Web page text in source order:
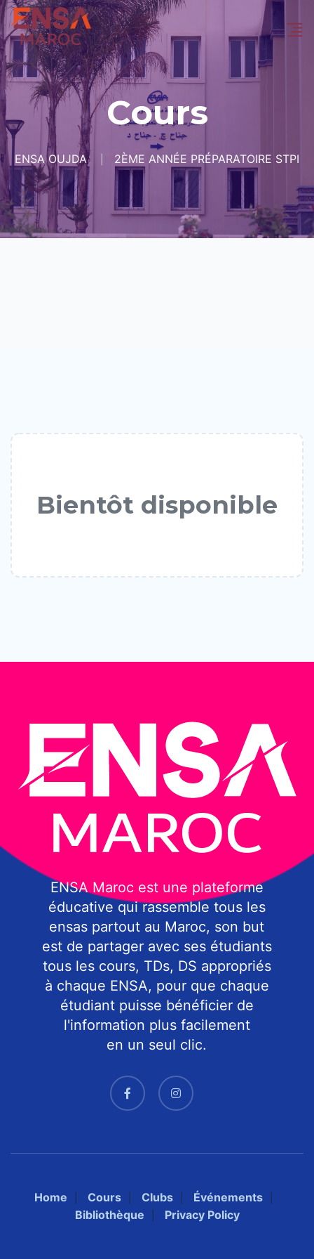
Cours
ENSA OUJDA 2ÈME ANNÉE PRÉPARATOIRE STPI
Bientôt disponible
ENSA Maroc est une plateforme
éducative qui rassemble tous les
ensas partout au Maroc, son but
est de partager avec ses étudiants
tous les cours, TDs, DS appropriés
à chaque ENSA, pour que chaque
étudiant puisse bénéficier de
l'information plus facilement
en un seul clic.
Home Cours Clubs
Événements
Bibliothèque
Privacy Policy